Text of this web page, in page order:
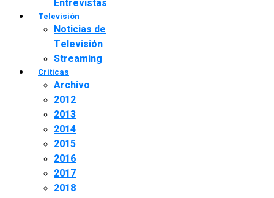
Entrevistas
Televisión
Noticias de
Televisión
Streaming
Críticas
Archivo
2012
2013
2014
2015
2016
2017
2018